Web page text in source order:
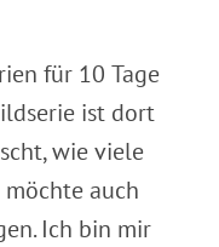
für 10 Tage
ist dort
wie viele
auch
Ich bin mir